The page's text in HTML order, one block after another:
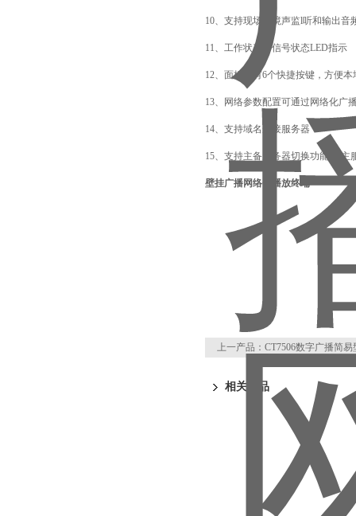
10、支持现场环境声监l听和输出音
11、工作状态、信号状态LED指示
12、面板装有6个快捷按键，方便
13、网络参数配置可通过网络化广
14、支持域名连接服务器
15、支持主备服务器切换功能,当
壁挂广播网络化播放终端
上一产品： CT7506数字广播简
相关产品